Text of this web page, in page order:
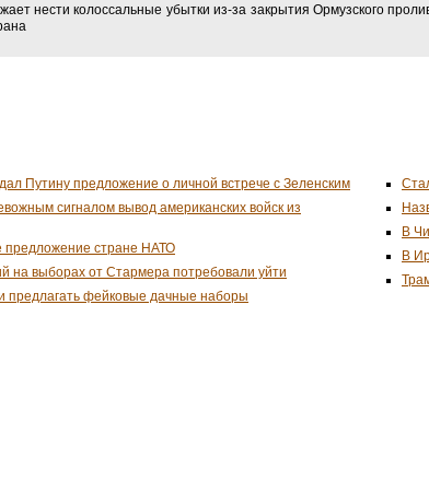
нести колоссальные убытки из-за закрытия Ормузского
Путину предложение о личной встрече с Зеленским
сигналом вывод американских войск из
предложение стране НАТО
на выборах от Стармера потребовали уйти
предлагать фейковые дачные наборы
В
В